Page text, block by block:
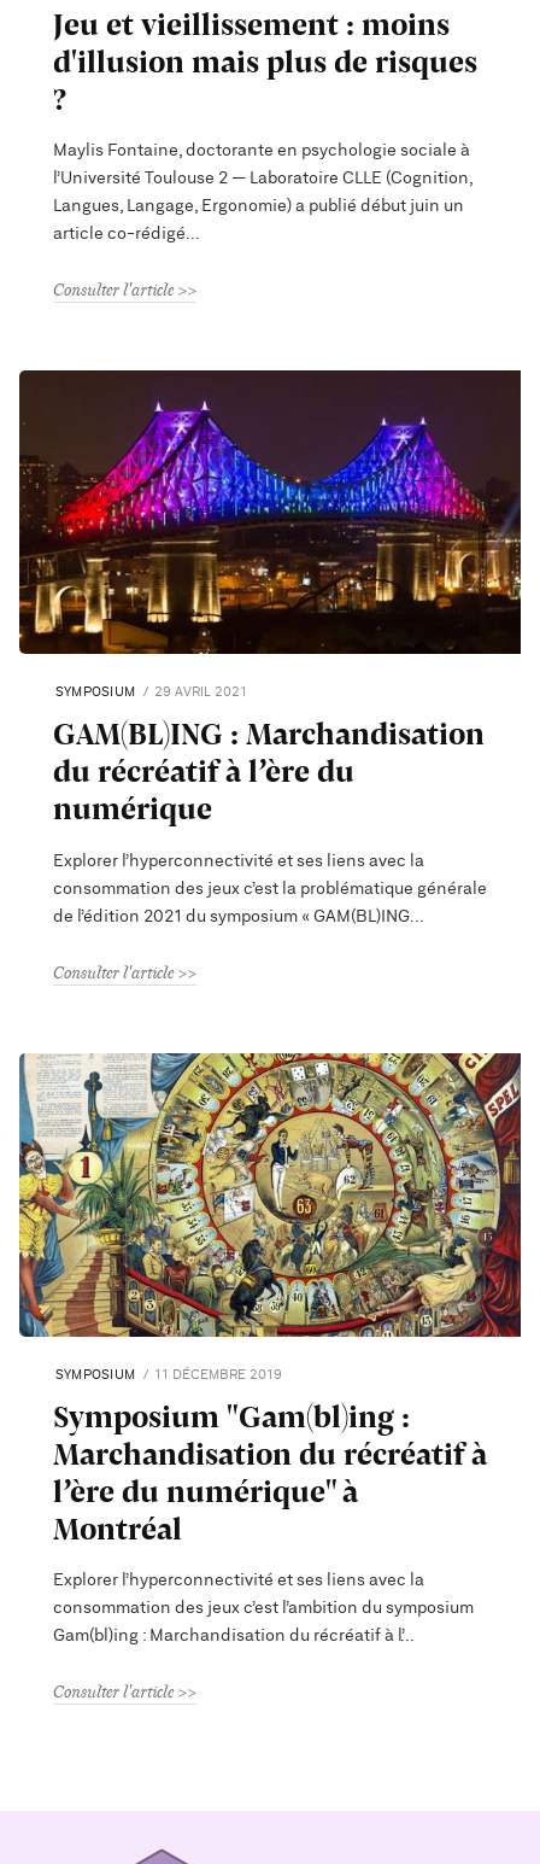
Jeu et vieillissement : moins
d'illusion mais plus de risques
?
Maylis Fontaine, doctorante en psychologie sociale à
l’Université Toulouse 2 — Laboratoire CLLE (Cognition,
Langues, Langage, Ergonomie) a publié début juin un
article co-rédigé
Consulter l'article
SYMPOSIUM 29 AVRIL 2021
GAM(BL)ING : Marchandisation
du récréatif à l’ère du
numérique
Explorer l’hyperconnectivité et ses liens avec la
consommation des jeux c’est la problématique générale
de l’édition 2021 du symposium « GAM(BL)ING
Consulter l'article
SYMPOSIUM 11 DÉCEMBRE 2019
Symposium "Gam(bl)ing :
Marchandisation du récréatif à
l’ère du numérique" à
Montréal
Explorer l’hyperconnectivité et ses liens avec la
consommation des jeux c’est l’ambition du symposium
Gam(bl)ing : Marchandisation du récréatif à l’
Consulter l'article